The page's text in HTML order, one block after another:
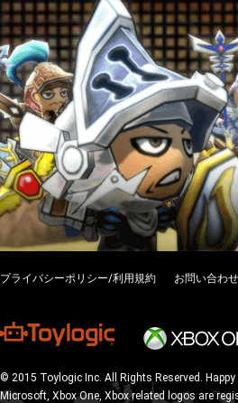
プライバシーポリシー/利用規約 お問い合わせ
© 2015 Toylogic Inc. All Rights Reserved.
Microsoft, Xbox One, Xbox related logos are